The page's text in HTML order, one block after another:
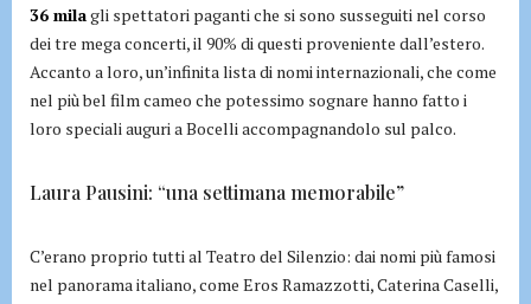
36 milagli spettatori paganti che si sono susseguiti nel corso
dei tre mega concerti, il 90% di questi proveniente dall’estero.
Accanto a loro, un’infinita lista di nomi internazionali, che come
nel più bel film cameo che potessimo sognare hanno fatto i
loro speciali auguri a Bocelli accompagnandolo sul palco.
Laura Pausini: “una settimana memorabile”
C’erano proprio tutti al Teatro del Silenzio: dai nomi più famosi
nel panorama italiano, come Eros Ramazzotti, Caterina Caselli,